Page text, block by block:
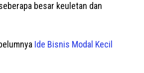
besar keuletan dan
Ide Bisnis Modal Kecil